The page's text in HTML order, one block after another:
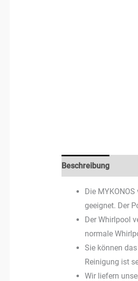
Beschreibung
Die
geeignet. Der
Der Whirlpool
normale
Sie können
Reinigung ist
Wir liefern